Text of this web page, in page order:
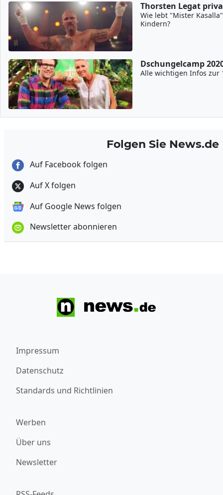
Thorsten Legat
Wie lebt "Mister
Kindern?
Dschungelcamp
Alle wichtigen Infos zur
Folgen Sie News.de
Auf Facebook folgen
Auf X folgen
Auf Google News folgen
Newsletter abonnieren
Impressum
Datenschutz
Standards und Richtlinien
Werben
Über uns
Newsletter